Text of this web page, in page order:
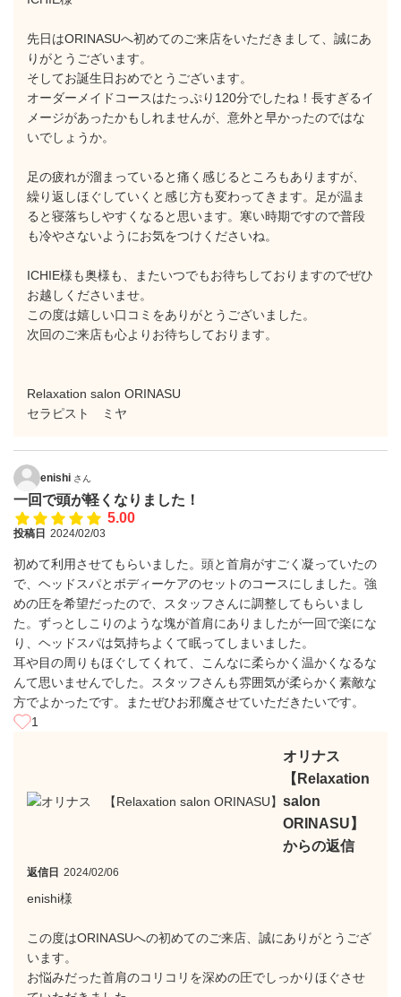
先日はORINASUへ初めてのご来店をいただきまして、誠にあ
りがとうございます。
そしてお誕生日おめでとうございます。
オーダーメイドコースはたっぷり120分でしたね！長すぎるイ
メージがあったかもしれませんが、意外と早かったのではな
いでしょうか。
足の疲れが溜まっていると痛く感じるところもありますが、
繰り返しほぐしていくと感じ方も変わってきます。足が温ま
ると寝落ちしやすくなると思います。寒い時期ですので普段
も冷やさないようにお気をつけくださいね。
ICHIE様も奥様も、またいつでもお待ちしておりますのでぜひ
お越しくださいませ。
この度は嬉しい口コミをありがとうございました。
次回のご来店も心よりお待ちしております。
Relaxation salon ORINASU
セラピスト ミヤ
enishi さん
一回で頭が軽くなりました！
5.00
投稿日 2024/02/03
初めて利用させてもらいました。頭と首肩がすごく凝っていたの
で、ヘッドスパとボディーケアのセットのコースにしました。強
めの圧を希望だったので、スタッフさんに調整してもらいまし
た。ずっとしこりのような塊が首肩にありましたが一回で楽にな
り、ヘッドスパは気持ちよくて眠ってしまいました。
耳や目の周りもほぐしてくれて、こんなに柔らかく温かくなるな
んて思いませんでした。スタッフさんも雰囲気が柔らかく素敵な
方でよかったです。またぜひお邪魔させていただきたいです。
1
オリナス
【Relaxation
salon
ORINASU】
からの返信
返信日 2024/02/06
enishi様
この度はORINASUへの初めてのご来店、誠にありがとうござ
います。
お悩みだった首肩のコリコリを深めの圧でしっかりほぐさせ